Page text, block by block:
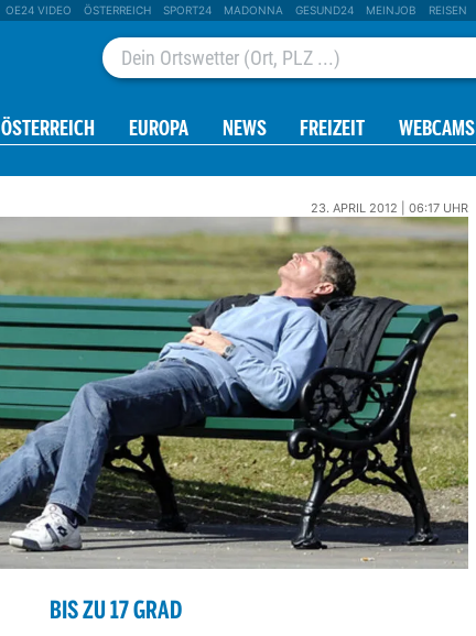
OE24 VIDEO ÖSTERREICH SPORT24 MADONNA GESUND24 MEINJOB REISEN
ÖSTERREICH EUROPA NEWS FREIZEIT WEBCAMS
23. APRIL 2012 | 06:17 UHR
BIS ZU 17 GRAD